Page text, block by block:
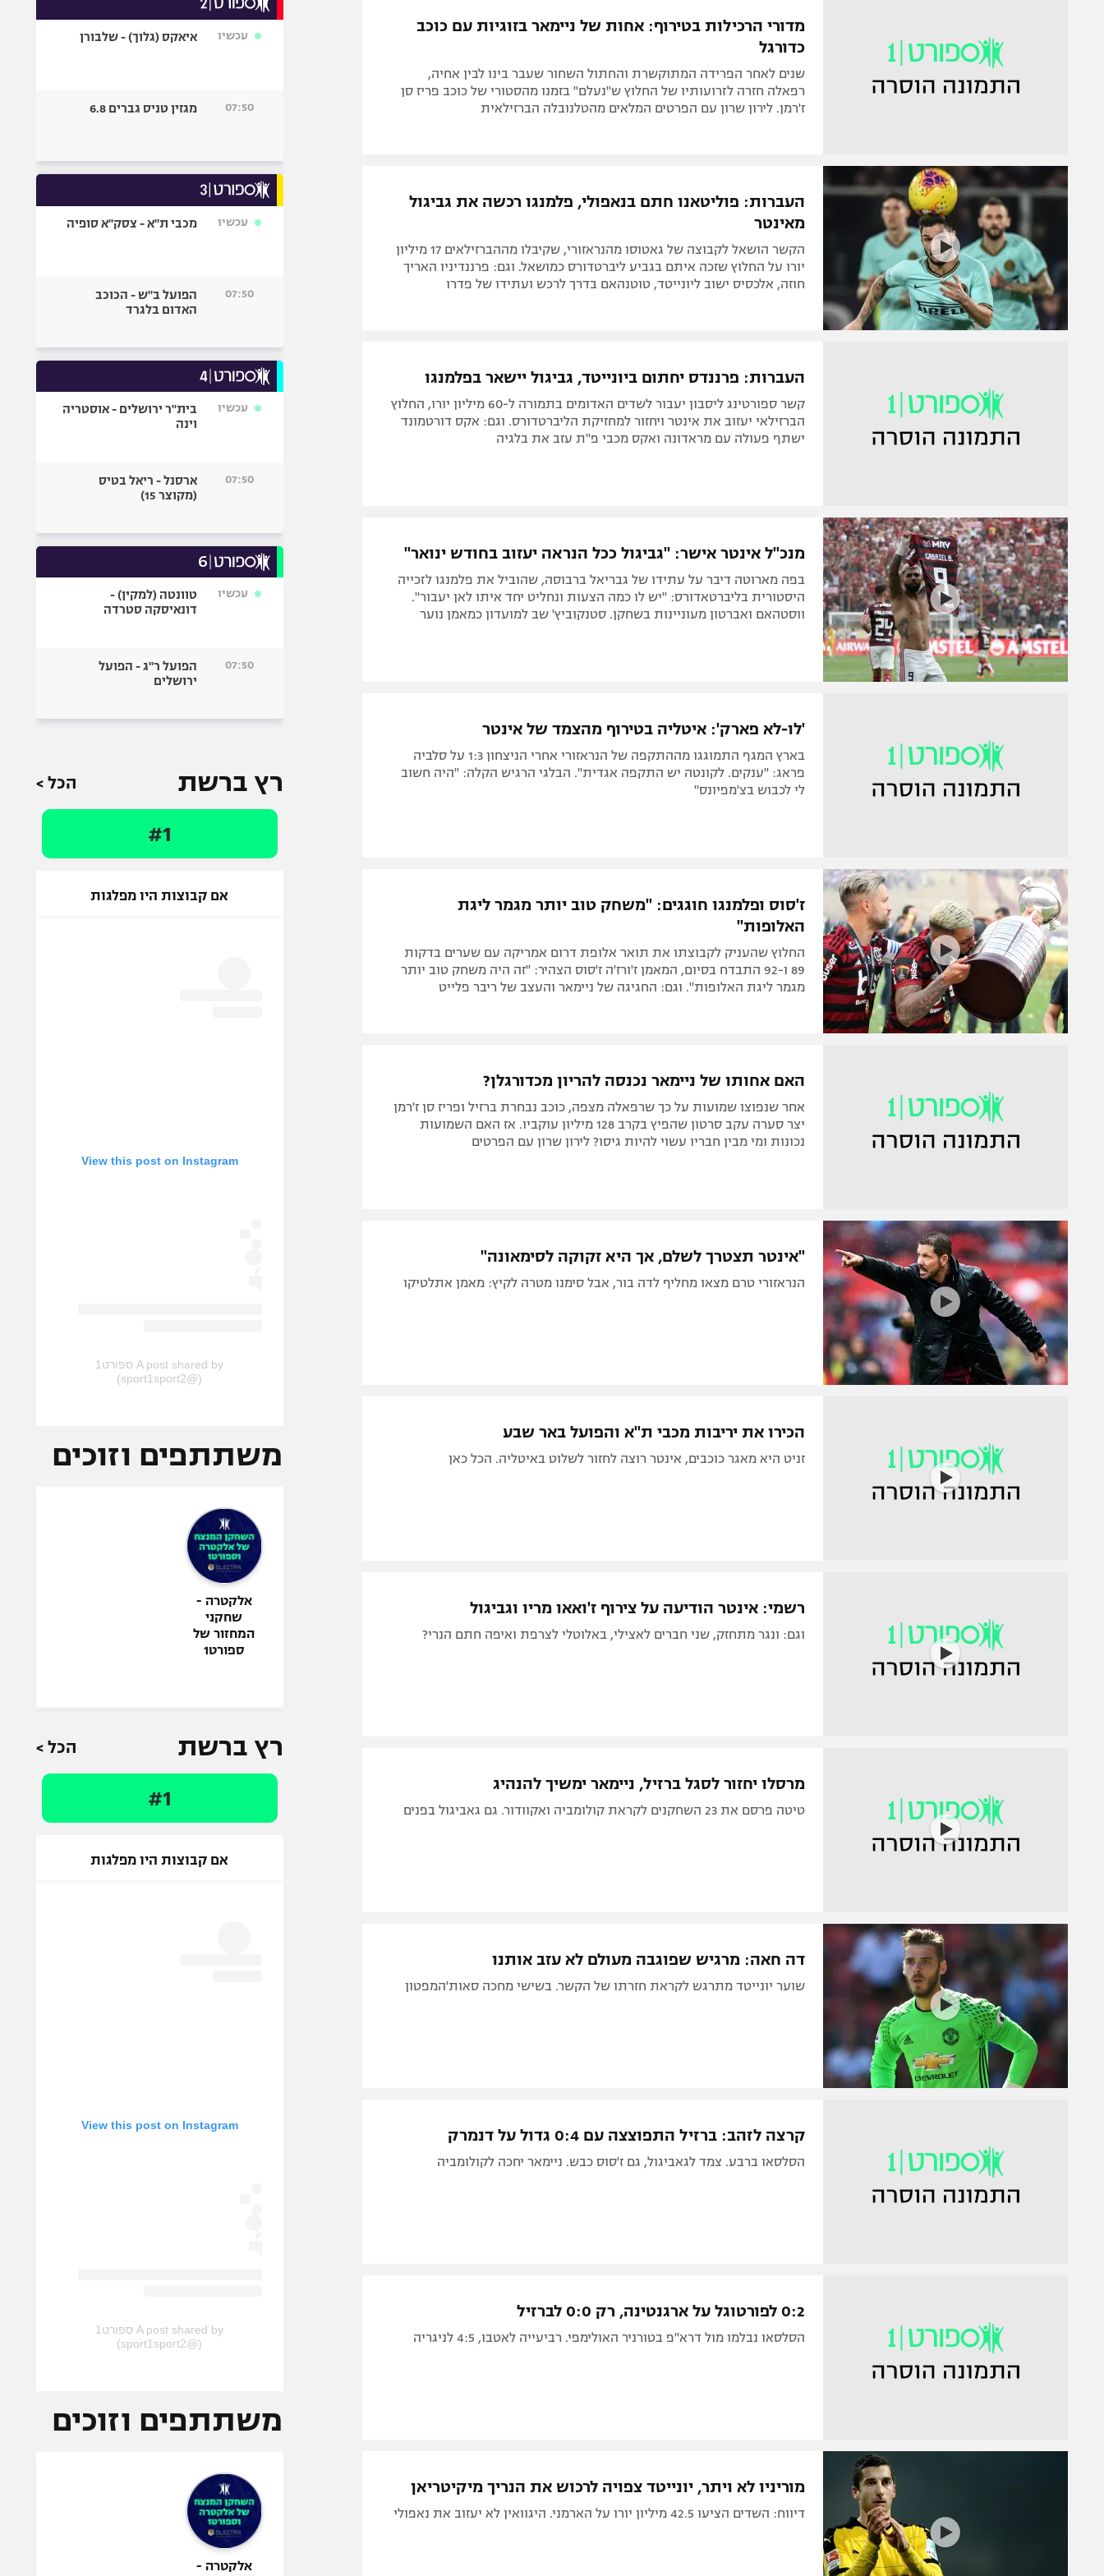
תקנון עבור פעילות אלקטרה
תקנון עבור פעילות ספורט 1 – "מרלן"
תנאי שימוש
מדיניות פרטיות
תקנון פעילות ספורט 1
רשיון להקרנה פומבית לבית עסק
הצטרפות לחבילת הערוצים
לוח דרושים – ג'ובנט
הפועל חיפה
הפועל באר שבע
מכבי נתניה
בני יהודה
ליגות נוספות
ספורט מוטורי
בייסבול MLB
גיימינג E-Sports
מדורי הרכילות בטירוף: אחות של ניימאר בזוגיות עם כוכב
כדורגל
שנים לאחר הפרידה המתוקשרת והחתול השחור שעבר בינו לבין אחיה,
רפאלה חזרה לזרועותיו של החלוץ ש"נעלם" בזמנו מהסטורי של כוכב פריז סן
ז'רמן. לירון שרון עם הפרטים המלאים מהטלנובלה הברזילאית
העברות: פוליטאנו חתם בנאפולי, פלמנגו רכשה את גביגול
מאינטר
הקשר הושאל לקבוצה של גאטוסו מהנראזורי, שקיבלו מההברזילאים 17 מיליון
יורו על החלוץ שזכה איתם בגביע ליברטדורס כמושאל. וגם: פרננדיניו האריך
חוזה, אלכסיס ישוב ליונייטד, טוטנהאם בדרך לרכש ועתידו של פדרו
העברות: פרננדס יחתום ביונייטד, גביגול יישאר בפלמנגו
קשר ספורטינג ליסבון יעבור לשדים האדומים בתמורה ל-60 מיליון יורו, החלוץ
הברזילאי יעזוב את אינטר ויחזור למחזיקת הליברטדורס. וגם: אקס דורטמונד
ישתף פעולה עם מראדונה ואקס מכבי פ"ת עזב את בלגיה
מנכ"ל אינטר אישר: "גביגול ככל הנראה יעזוב בחודש ינואר"
בפה מארוטה דיבר על עתידו של גבריאל ברבוסה, שהוביל את פלמנגו לזכייה
היסטורית בליברטאדורס: "יש לו כמה הצעות ונחליט יחד איתו לאן יעבור".
ווסטהאם ואברטון מעוניינות בשחקן. סטנקוביץ' שב למועדון כמאמן נוער
'לו-לא פארק': איטליה בטירוף מהצמד של אינטר
בארץ המגף התמוגגו מההתקפה של הנראזורי אחרי הניצחון 1:3 על סלביה
פראג: "ענקים. לקונטה יש התקפה אגדית". הבלגי הרגיש הקלה: "היה חשוב
לי לכבוש בצ'מפיונס"
ז'סוס ופלמנגו חוגגים: "משחק טוב יותר מגמר ליגת
האלופות"
החלוץ שהעניק לקבוצתו את תואר אלופת דרום אמריקה עם שערים בדקות
89 ו-92 התבדח בסיום, המאמן ז'ורז'ה ז'סוס הצהיר: "זה היה משחק טוב יותר
מגמר ליגת האלופות". וגם: החגיגה של ניימאר והעצב של ריבר פלייט
האם אחותו של ניימאר נכנסה להריון מכדורגלן?
אחר שנפוצו שמועות על כך שרפאלה מצפה, כוכב נבחרת ברזיל ופריז סן ז'רמן
יצר סערה עקב סרטון שהפיץ בקרב 128 מיליון עוקביו. אז האם השמועות
נכונות ומי מבין חבריו עשוי להיות גיסו? לירון שרון עם הפרטים
"אינטר תצטרך לשלם, אך היא זקוקה לסימאונה"
הנראזורי טרם מצאו מחליף לדה בור, אבל סימנו מטרה לקיץ: מאמן אתלטיקו
הכירו את יריבות מכבי ת"א והפועל באר שבע
זניט היא מאגר כוכבים, אינטר רוצה לחזור לשלוט באיטליה. הכל כאן
רשמי: אינטר הודיעה על צירוף ז'ואאו מריו וגביגול
וגם: ונגר מתחזק, שני חברים לאצילי, באלוטלי לצרפת ואיפה חתם הנרי?
מרסלו יחזור לסגל ברזיל, ניימאר ימשיך להנהיג
טיטה פרסם את 23 השחקנים לקראת קולומביה ואקוודור. גם גאביגול בפנים
דה חאה: מרגיש שפוגבה מעולם לא עזב אותנו
שוער יונייטד מתרגש לקראת חזרתו של הקשר. בשישי מחכה סאות'המפטון
קרצה לזהב: ברזיל התפוצצה עם 0:4 גדול על דנמרק
הסלסאו ברבע. צמד לגאביגול, גם ז'סוס כבש. ניימאר יחכה לקולומביה
0:2 לפורטוגל על ארגנטינה, רק 0:0 לברזיל
הסלסאו נבלמו מול דרא"פ בטורניר האולימפי. רביעייה לאטבו, 4:5 לניגריה
מוריניו לא ויתר, יונייטד צפויה לרכוש את הנריך מיקיטריאן
דיווח: השדים הציעו 42.5 מיליון יורו על הארמני. היגוואין לא יעזוב את נאפולי
עכשיו איאקס (גלוך) - שלבורן
07:50 מגזין טניס גברים 6.8
עכשיו מכבי ת"א - צסק"א סופיה
07:50
הפועל ב"ש - הכוכב
האדום בלגרד
עכשיו
בית"ר ירושלים - אוסטריה
וינה
07:50
ארסנל - ריאל בטיס
(מקוצר 15)
עכשיו
טוונטה (למקין) -
דונאיסקה סטרדה
07:50
הפועל ר"ג - הפועל
ירושלים
רץ ברשת הכל >
#1
אם קבוצות היו מפלגות
View this post on Instagram
A post shared by ספורט1
(@sport1sport2)
משתתפים וזוכים
אלקטרה -
שחקני
המחזור של
ספורט1
רץ ברשת הכל >
#1
אם קבוצות היו מפלגות
View this post on Instagram
A post shared by ספורט1
(@sport1sport2)
משתתפים וזוכים
אלקטרה -